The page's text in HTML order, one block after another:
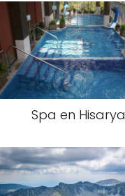
Spa en Hisarya